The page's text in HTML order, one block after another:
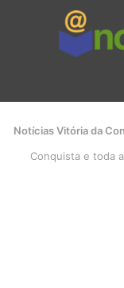
Notícias Vitória da
Conquista e toda